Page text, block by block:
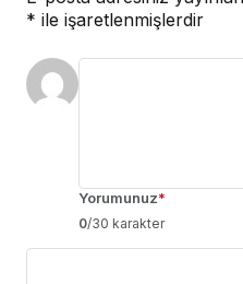
* ile işaretlenmişlerdir
Yorumunuz*
0/30 karakter